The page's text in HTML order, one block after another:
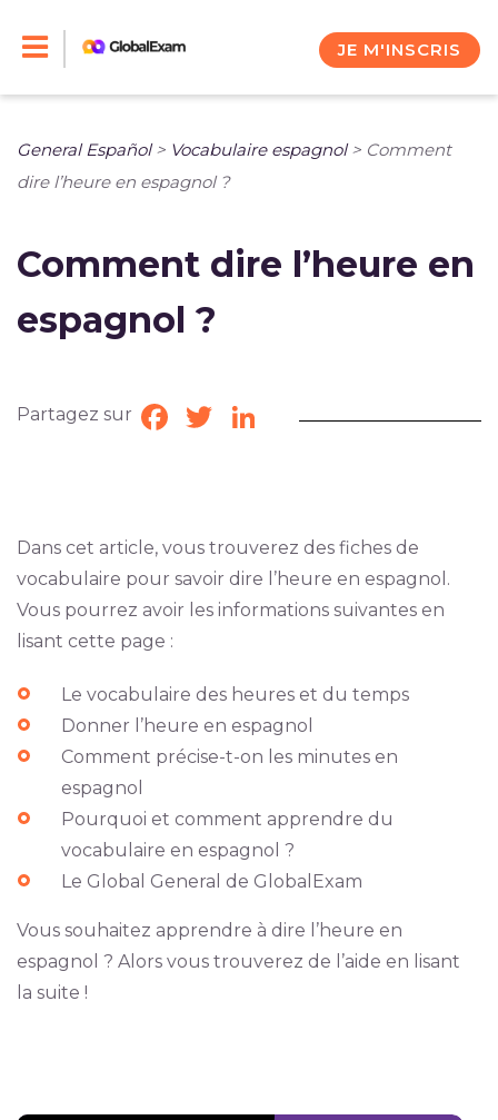
JE M'INSCRIS
General Español> Vocabulaire espagnol> Comment
dire l’heure en espagnol ?
Comment dire l’heure en
espagnol ?
Partagez sur Facebook
TwitterLinkedIn
Dans cet article, vous trouverez des fiches de
vocabulaire pour savoir dire l’heure en espagnol.
Vous pourrez avoir les informations suivantes en
lisant cette page :
Le vocabulaire des heures et du temps
Donner l’heure en espagnol
Comment précise-t-on les minutes en
espagnol
Pourquoi et comment apprendre du
vocabulaire en espagnol ?
Le Global General de GlobalExam
Vous souhaitez apprendre à dire l’heure en
espagnol ? Alors vous trouverez de l’aide en lisant
la suite !